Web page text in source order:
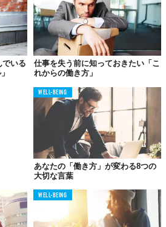
方法
ンプレートや使用しているドキュメン
置しましょう。目標を確認してからタ
るという手順を1週間徹底するだけで、
」で、何が「ノイズ」なのかを冷静に
目標を書き出すことから始めてくださ
見直す必要があるのか
へ進む」リスク
クをこなすこと自体を目的化してしま
管理が完璧であっても、それが半年先
でいる
仕事を失う前に知っておきたい「こ
れからの働き方」
WELL-BEING
あなたの「働き方」が変わる8つの
大切な言葉
WELL-BEING